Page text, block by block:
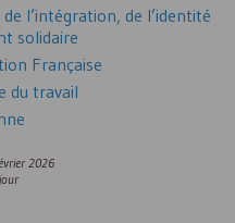
l’intégration, de l’identité
solidaire
Française
du travail
2026